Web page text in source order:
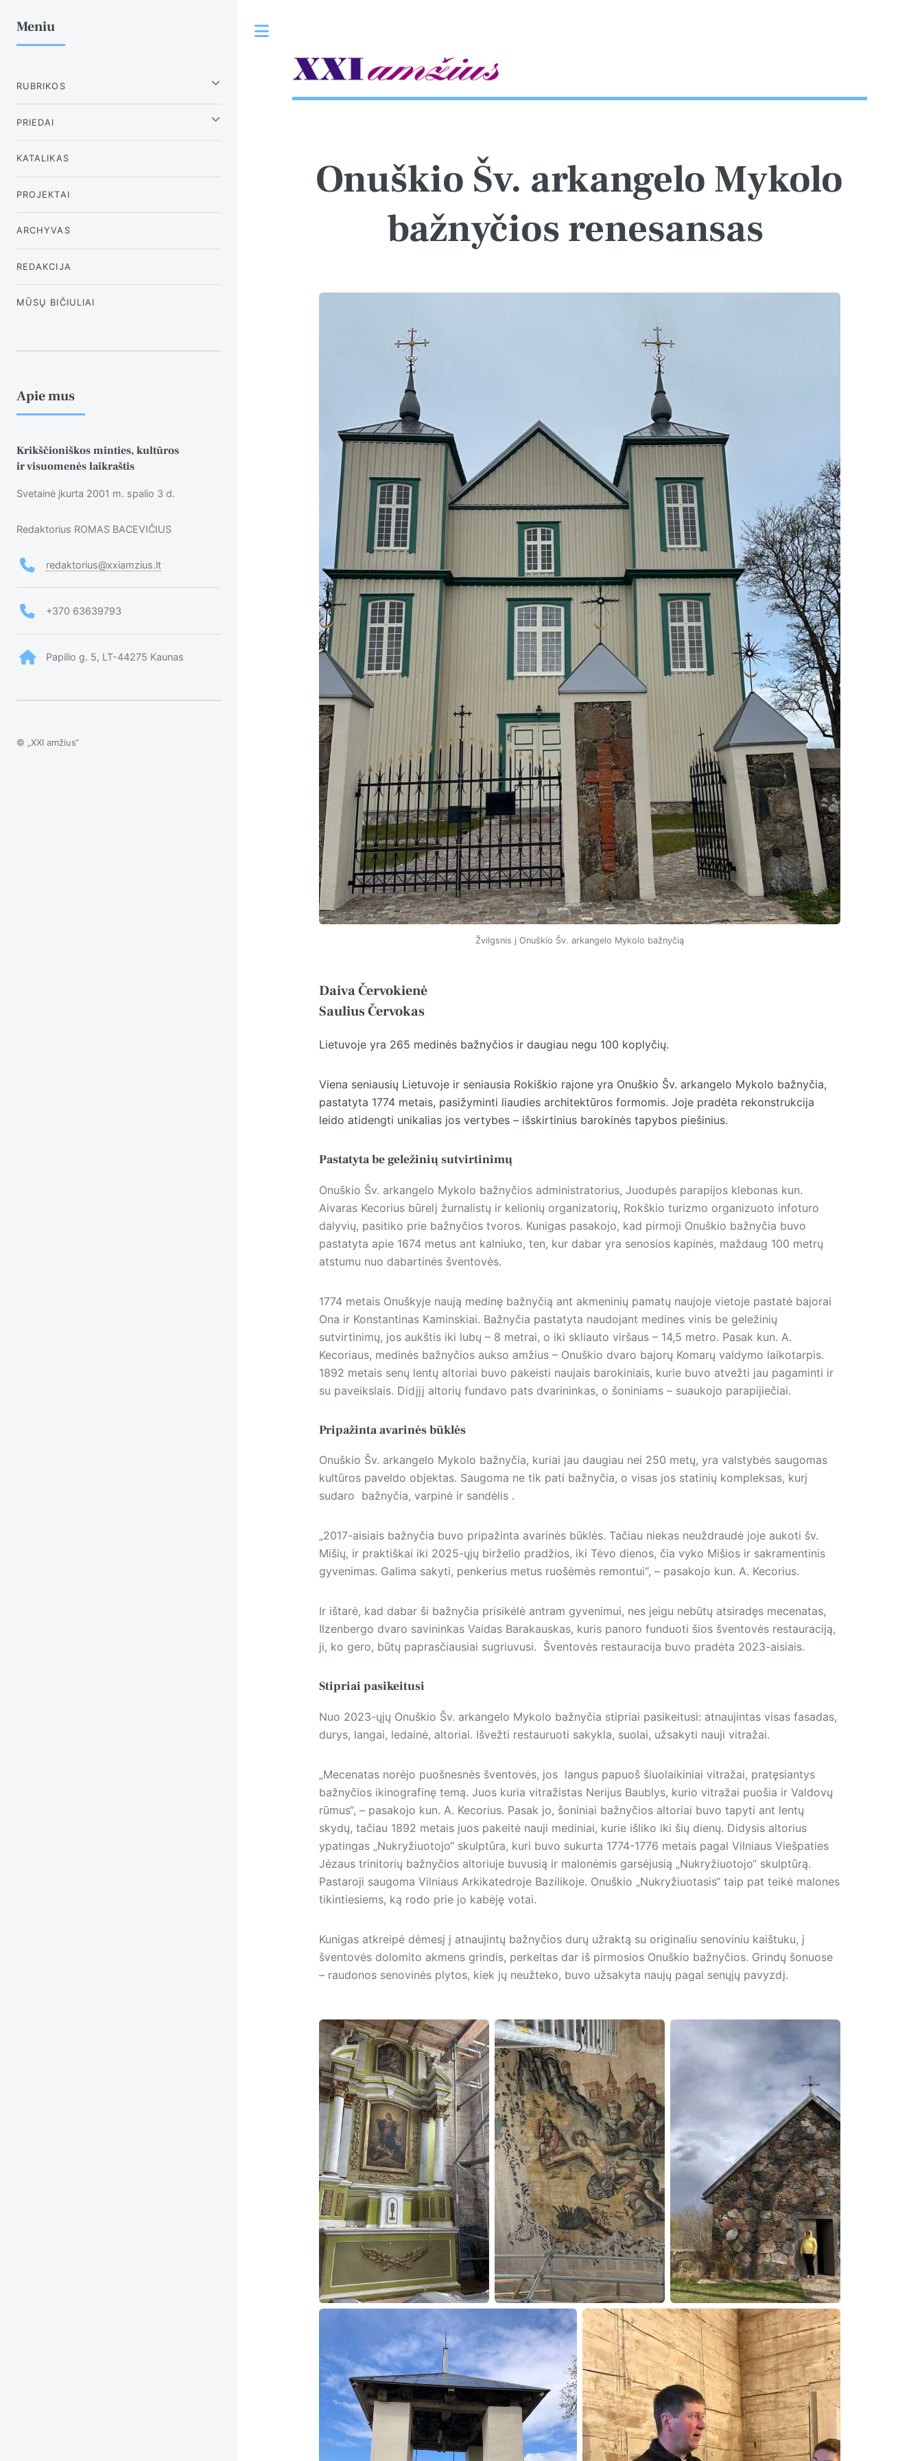
Onuškio Šv. arkangelo Mykolo
bažnyčios renesansas
Žvilgsnis į Onuškio Šv. arkangelo Mykolo bažnyčią
Daiva Červokienė
Saulius Červokas
Lietuvoje yra 265 medinės bažnyčios ir daugiau negu 100 koplyčių.
Viena seniausių Lietuvoje ir seniausia Rokiškio rajone yra Onuškio Šv. arkangelo Mykolo bažnyčia,
pastatyta 1774 metais, pasižyminti liaudies architektūros formomis. Joje pradėta rekonstrukcija
leido atidengti unikalias jos vertybes – išskirtinius barokinės tapybos piešinius.
Pastatyta be geležinių sutvirtinimų
Onuškio Šv. arkangelo Mykolo bažnyčios administratorius, Juodupės parapijos klebonas kun.
Aivaras Kecorius būrelį žurnalistų ir kelionių organizatorių, Rokškio turizmo organizuoto infoturo
dalyvių, pasitiko prie bažnyčios tvoros. Kunigas pasakojo, kad pirmoji Onuškio bažnyčia buvo
pastatyta apie 1674 metus ant kalniuko, ten, kur dabar yra senosios kapinės, maždaug 100 metrų
atstumu nuo dabartinės šventovės.
1774 metais Onuškyje naują medinę bažnyčią ant akmeninių pamatų naujoje vietoje pastatė bajorai
Ona ir Konstantinas Kaminskiai. Bažnyčia pastatyta naudojant medines vinis be geležinių
sutvirtinimų, jos aukštis iki lubų – 8 metrai, o iki skliauto viršaus – 14,5 metro. Pasak kun. A.
Kecoriaus, medinės bažnyčios aukso amžius – Onuškio dvaro bajorų Komarų valdymo laikotarpis.
1892 metais senų lentų altoriai buvo pakeisti naujais barokiniais, kurie buvo atvežti jau pagaminti ir
su paveikslais. Didįjį altorių fundavo pats dvarininkas, o šoniniams – suaukojo parapijiečiai.
Pripažinta avarinės būklės
Onuškio Šv. arkangelo Mykolo bažnyčia, kuriai jau daugiau nei 250 metų, yra valstybės saugomas
kultūros paveldo objektas. Saugoma ne tik pati bažnyčia, o visas jos statinių kompleksas, kurį
sudaro bažnyčia, varpinė ir sandėlis .
„2017-aisiais bažnyčia buvo pripažinta avarinės būklės. Tačiau niekas neuždraudė joje aukoti šv.
Mišių, ir praktiškai iki 2025-ųjų birželio pradžios, iki Tėvo dienos, čia vyko Mišios ir sakramentinis
gyvenimas. Galima sakyti, penkerius metus ruošėmės remontui“, – pasakojo kun. A. Kecorius.
Ir ištarė, kad dabar ši bažnyčia prisikėlė antram gyvenimui, nes jeigu nebūtų atsiradęs mecenatas,
Ilzenbergo dvaro savininkas Vaidas Barakauskas, kuris panoro funduoti šios šventovės restauraciją,
ji, ko gero, būtų paprasčiausiai sugriuvusi. Šventovės restauracija buvo pradėta 2023-aisiais.
Stipriai pasikeitusi
Nuo 2023-ųjų Onuškio Šv. arkangelo Mykolo bažnyčia stipriai pasikeitusi: atnaujintas visas fasadas,
durys, langai, ledainė, altoriai. Išvežti restauruoti sakykla, suolai, užsakyti nauji vitražai.
„Mecenatas norėjo puošnesnės šventovės, jos langus papuoš šiuolaikiniai vitražai, pratęsiantys
bažnyčios ikinografinę temą. Juos kuria vit­ra­žis­tas Nerijus Baublys, kurio vitražai puošia ir Valdovų
rūmus“, – pasakojo kun. A. Kecorius. Pasak jo, šoniniai bažnyčios altoriai buvo tapyti ant lentų
skydų, tačiau 1892 metais juos pakeitė nauji mediniai, kurie išliko iki šių dienų. Didysis altorius
ypatingas „Nukryžiuotojo“ skulptūra, kuri buvo sukurta 1774-1776 metais pagal Vilniaus Viešpaties
Jėzaus trinitorių bažnyčios altoriuje buvusią ir malonėmis garsėjusią „Nukryžiuotojo“ skulptūrą.
Pastaroji saugoma Vilniaus Arkikatedroje Bazilikoje. Onuškio „Nukryžiuotasis“ taip pat teikė malones
tikintiesiems, ką rodo prie jo kabėję votai.
Kunigas atkreipė dėmesį į atnaujintų bažnyčios durų užraktą su originaliu senoviniu kaištuku, į
šventovės dolomito akmens grindis, perkeltas dar iš pirmosios Onuškio bažnyčios. Grindų šonuose
– raudonos senovinės plytos, kiek jų neužteko, buvo užsakyta naujų pagal senųjų pavyzdį.
Meniu
RUBRIKOS
PRIEDAI
KATALIKAS
PROJEKTAI
ARCHYVAS
REDAKCIJA
MŪSŲ BIČIULIAI
Apie mus
Krikščioniškos minties, kultūros
ir visuomenės laikraštis
Svetainė įkurta 2001 m. spalio 3 d.
Redaktorius ROMAS BACEVIČIUS
redaktorius@xxiamzius.lt
+370 63639793
Papilio g. 5, LT-44275 Kaunas
© „XXI amžius“